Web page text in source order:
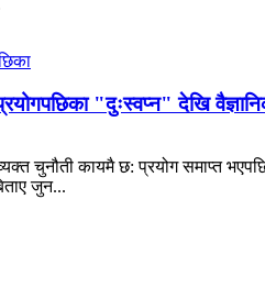
"दुःस्वप्न" देखि
चुनौती कायमै छ: प्रयोग समाप्त
जुन...